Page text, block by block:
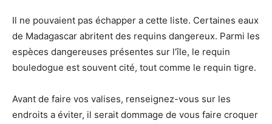
Il ne pouvaient pas échapper a cette liste. Certaines eaux
de Madagascar abritent des requins dangereux. Parmi les
espèces dangereuses présentes sur l’île, le requin
bouledogue est souvent cité, tout comme le requin tigre.
Avant de faire vos valises, renseignez-vous sur les
endroits a éviter, il serait dommage de vous faire croquer